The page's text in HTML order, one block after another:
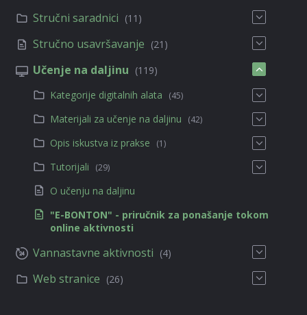
Stručni saradnici (11)
Stručno usavršavanje (21)
Učenje na daljinu (119)
Kategorije digitalnih alata
(45)
Materijali za učenje na daljinu (42)
Opis iskustva iz prakse (1)
Tutorijali (29)
O učenju na daljinu
"E-BONTON" - priručnik za ponašanje tokom
online aktivnosti
Vannastavne aktivnosti (4)
Web stranice (26)